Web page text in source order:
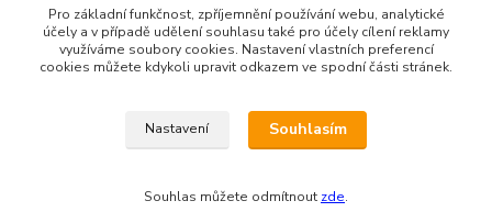
(Po-Pá - 9:00-17:00hod, So 8:00-12:00hod)
obchod@evterinka.cz
Pro základní funkčnost, zpříjemnění používání webu, analytické
účely a v případě udělení souhlasu také pro účely cílení reklamy
využíváme soubory cookies. Nastavení vlastních preferencí
cookies můžete kdykoli upravit odkazem ve spodní části stránek.
Nastavení Souhlasím
Souhlas můžete odmítnout zde.